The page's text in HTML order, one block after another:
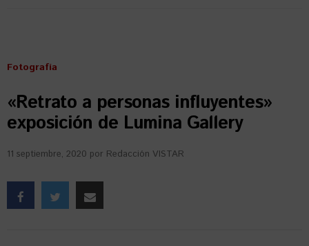
Fotografía
«Retrato a personas influyentes»
exposición de Lumina Gallery
11 septiembre, 2020 por Redacción VISTAR